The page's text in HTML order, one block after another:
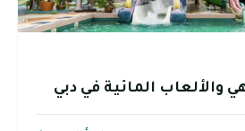
والألعاب المائية في دبي